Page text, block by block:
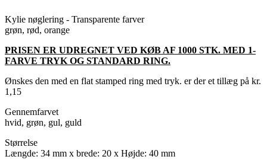
Kylie nøglering - Transparente farver
grøn, rød, orange
PRISEN ER UDREGNET VED KØB AF 1000 STK. MED 1-
FARVE TRYK OG STANDARD RING.
Ønskes den med en flat stamped ring med tryk. er der et tillæg på kr.
1,15
Gennemfarvet
hvid, grøn, gul, guld
Størrelse
Længde: 34 mm x brede: 20 x Højde: 40 mm